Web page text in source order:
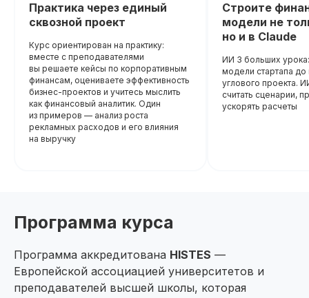
Практика через единый
сквозной проект
Курс ориентирован на практику:
вместе с преподавателями
вы решаете кейсы по корпоративным
финансам, оцениваете эффективность
бизнес-проектов и учитесь мыслить
как финансовый аналитик. Один
из примеров — анализ роста
рекламных расходов и его влияния
на выручку
Строите
модели не
но и в Claude
ИИ 3 больших
модели стартапа
углового проекта.
считать сценарии,
ускорять расчеты
Программа курса
Программа аккредитована HISTES —
Европейской ассоциацией университетов и
преподавателей высшей школы, которая
Лицензия на осуществление
образовательной деятельности№
Л035−01 271−78/00177 402
Диплом о прохождении курса Удостоверение о
квалификации